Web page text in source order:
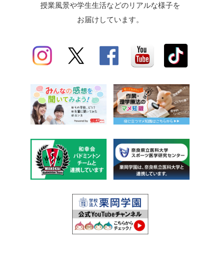
授業風景や学生生活などのリアルな様子を
お届けしています。